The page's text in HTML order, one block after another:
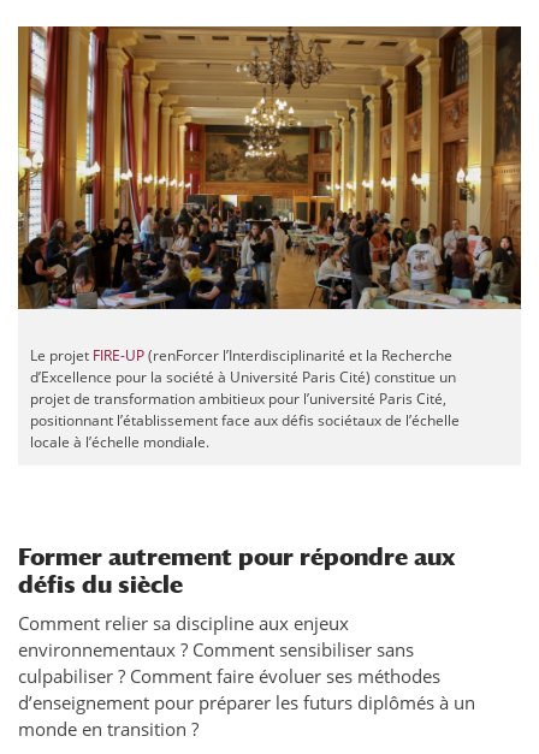
Le projet FIRE-UP(renForcer l’Interdisciplinarité et la Recherche
d’Excellence pour la société à Université Paris Cité) constitue un
projet de transformation ambitieux pour l’université Paris Cité,
positionnant l’établissement face aux défis sociétaux de l’échelle
locale à l’échelle mondiale.
Former autrement pour répondre aux
défis du siècle
Comment relier sa discipline aux enjeux
environnementaux ? Comment sensibiliser sans
culpabiliser ? Comment faire évoluer ses méthodes
d’enseignement pour préparer les futurs diplômés à un
monde en transition ?